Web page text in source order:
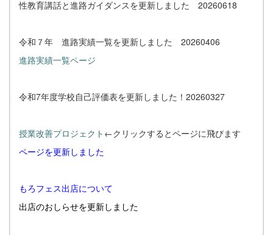
性教育講話と進路ガイダンスを更新しました 20260618
令和７年 進路実績一覧を更新しました 20260406
進路実績一覧ページ
令和7年度学校自己評価表を更新しました！20260327
授業改善プロジェクト ←クリックするとページに飛びます
ページを更新しました
もろフェス出店について
出店のおしらせを更新しました